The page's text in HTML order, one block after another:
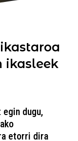
ikasleek
dugu,
etorri dira